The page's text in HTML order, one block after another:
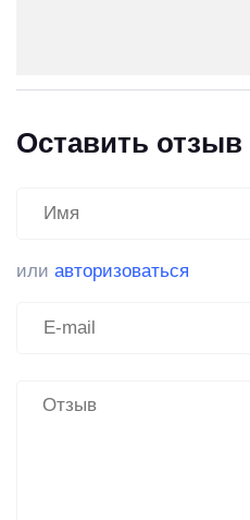
Оставить отзыв
или авторизоваться